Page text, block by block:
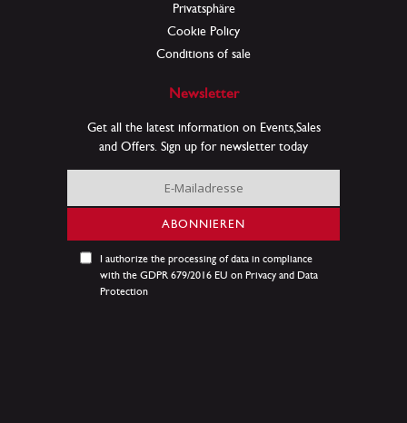
Privatsphäre
Cookie Policy
Conditions of sale
Newsletter
Get all the latest information on Events,Sales
and Offers. Sign up for newsletter today
Melden
Sie
sich
unseren
Newsletter
ABONNIEREN
I authorize the processing of data in compliance
with the GDPR 679/2016 EU on Privacy and Data
Protection